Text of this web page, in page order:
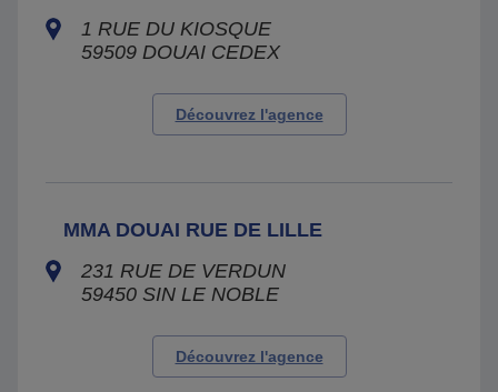
1 RUE DU KIOSQUE
59509 DOUAI CEDEX
Découvrez l'agence
MMA DOUAI RUE DE LILLE
231 RUE DE VERDUN
59450 SIN LE NOBLE
Découvrez l'agence